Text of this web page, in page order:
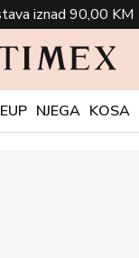
iznad 90,00 KM
NJEGA KOSA